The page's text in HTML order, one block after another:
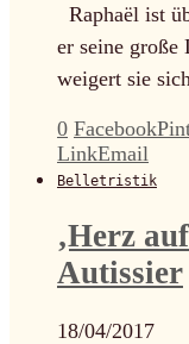
Raphaël ist
er seine große
weigert sie
0 Facebook
LinkEmail
Belletristik
‚Herz
Autissier
18/04/2017